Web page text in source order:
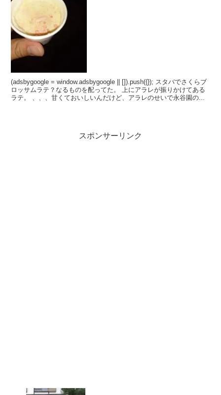
(adsbygoogle = window.adsbygoogle || []).push({}); スタバでさくらブ
ロッサムラテ？なるものを配ってた。 上にアラレが振りかけてある
ラテ。 、、、甘くておいしいんだけど、アラレのせいで永谷園の...
スポンサーリンク